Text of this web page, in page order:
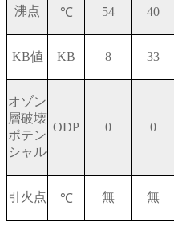
沸点 ℃ 54 40
KB値 KB 8 33
オゾン
層破壊
ポテン
シャル
ODP 0 0
引火点 ℃ 無 無